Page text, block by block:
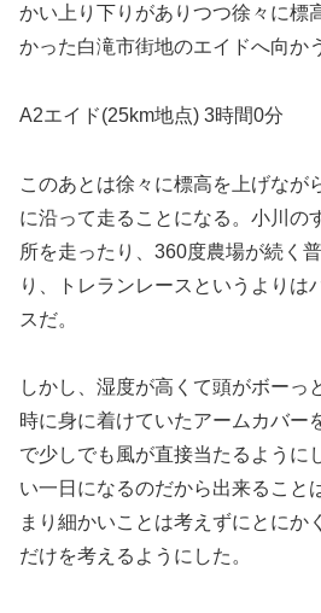
かい上り下りがありつつ徐々に標
かった白滝市街地のエイドへ向か
A2エイド(25km地点) 3時間0分
このあとは徐々に標高を上げなが
に沿って走ることになる。小川の
所を走ったり、360度農場が続く
り、トレランレースというよりは
スだ。
しかし、湿度が高くて頭がボーっ
時に身に着けていたアームカバー
で少しでも風が直接当たるように
い一日になるのだから出来ること
まり細かいことは考えずにとにか
だけを考えるようにした。